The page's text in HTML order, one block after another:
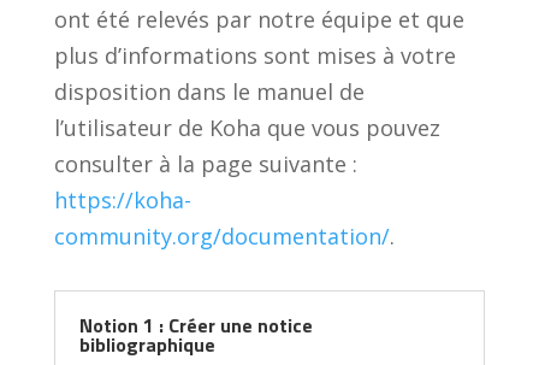
ont été relevés par notre équipe et que
plus d’informations sont mises à votre
disposition dans le manuel de
l’utilisateur de Koha que vous pouvez
consulter à la page suivante :
https://koha-
community.org/documentation/.
Notion 1 : Créer une notice
bibliographique